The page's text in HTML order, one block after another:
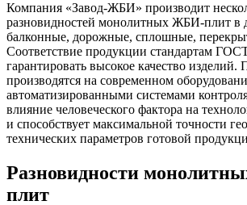
Компания «Завод-ЖБИ» производит
разновидностей монолитных ЖБИ-плит в
балконные, дорожные, сплошные,
Соответствие продукции стандартам
гарантировать высокое качество изделий.
производятся на современном
автоматизированными системами
влияние человеческого фактора на
и способствует максимальной точности
технических параметров готовой
Разновидности
плит